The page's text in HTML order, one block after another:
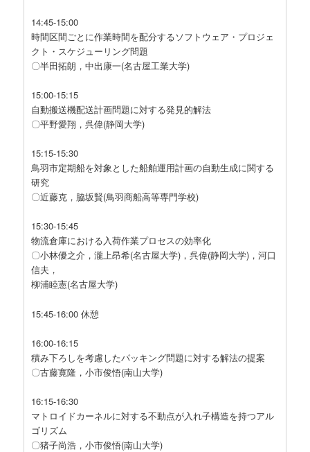
14:45-15:00
時間区間ごとに作業時間を配分するソフトウェア・プロジェ
クト・スケジューリング問題
〇半田拓朗，中出康一(名古屋工業大学)
15:00-15:15
自動搬送機配送計画問題に対する発見的解法
〇平野愛翔，呉偉(静岡大学)
15:15-15:30
鳥羽市定期船を対象とした船舶運用計画の自動生成に関する
研究
〇近藤克，脇坂賢(鳥羽商船高等専門学校)
15:30-15:45
物流倉庫における入荷作業プロセスの効率化
〇小林優之介，瀧上昂希(名古屋大学)，呉偉(静岡大学)，河口
信夫，
柳浦睦憲(名古屋大学)
15:45-16:00 休憩
16:00-16:15
積み下ろしを考慮したパッキング問題に対する解法の提案
〇古藤寛隆，小市俊悟(南山大学)
16:15-16:30
マトロイドカーネルに対する不動点が入れ子構造を持つアル
ゴリズム
〇猪子尚浩，小市俊悟(南山大学)